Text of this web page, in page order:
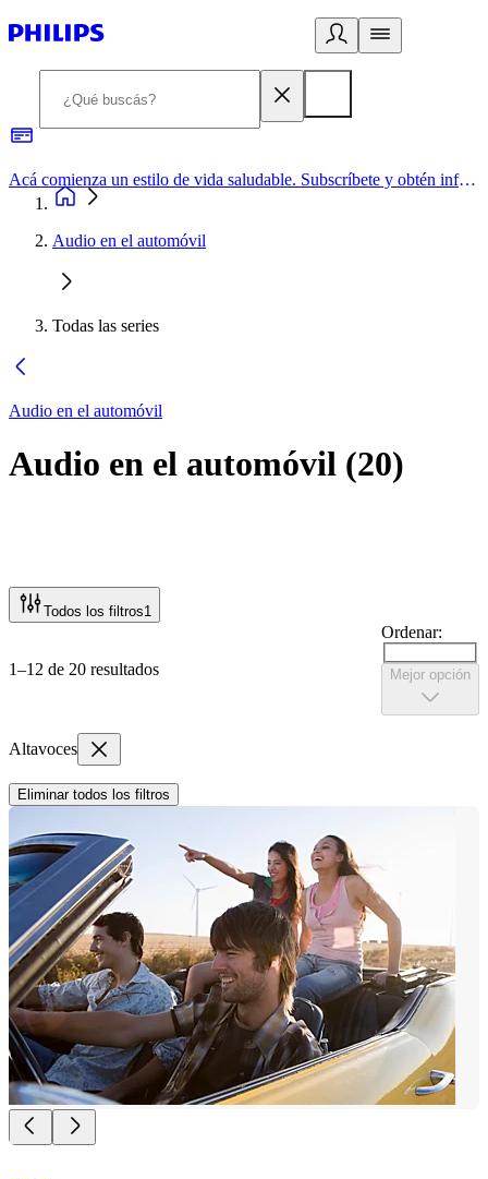
Acá comienza un estilo de vida saludable. Subscríbete y obtén información de primera mano
Audio en el automóvil
Todas las series
Audio en el automóvil
Audio en el automóvil (20)
Todos los filtros1
1–12 de 20 resultados
Ordenar:
Mejor opción
Altavoces
Eliminar todos los filtros